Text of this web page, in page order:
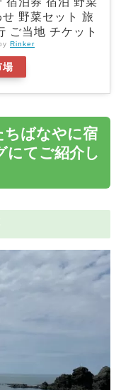
野菜セット 旅
ご当地 チケット
Rinker
場
ばなやに宿
にてご紹介し